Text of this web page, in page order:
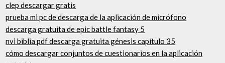
clep descargar gratis
prueba mi pc de descarga de la aplicación de micrófono
descarga gratuita de epic battle fantasy 5
nvi biblia pdf descarga gratuita génesis capítulo 35
cómo descargar conjuntos de cuestionarios en la aplicación